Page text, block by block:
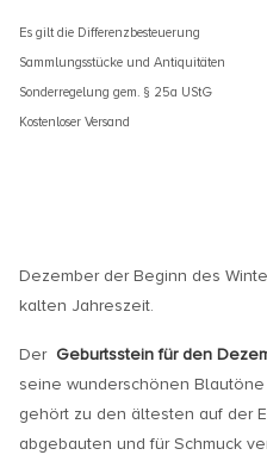
Es gilt die Differenzbesteuerung
Sammlungsstücke und Antiquitäten
Sonderregelung gem. § 25a UStG
Kostenloser Versand
Dezember der Beginn des
kalten Jahreszeit.
Der Geburtsstein für den
seine wunderschönen
gehört zu den ältesten auf der
abgebauten und für Schmuck